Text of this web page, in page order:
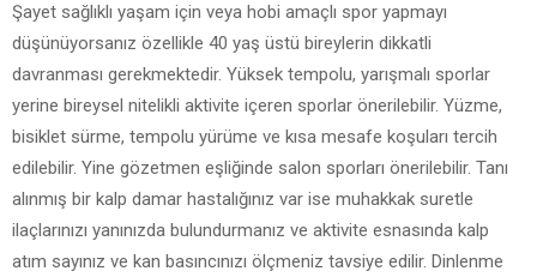
Şayet sağlıklı yaşam için veya hobi amaçlı spor yapmayı
düşünüyorsanız özellikle 40 yaş üstü bireylerin dikkatli
davranması gerekmektedir. Yüksek tempolu, yarışmalı sporlar
yerine bireysel nitelikli aktivite içeren sporlar önerilebilir. Yüzme,
bisiklet sürme, tempolu yürüme ve kısa mesafe koşuları tercih
edilebilir. Yine gözetmen eşliğinde salon sporları önerilebilir. Tanı
alınmış bir kalp damar hastalığınız var ise muhakkak suretle
ilaçlarınızı yanınızda bulundurmanız ve aktivite esnasında kalp
atım sayınız ve kan basıncınızı ölçmeniz tavsiye edilir. Dinlenme